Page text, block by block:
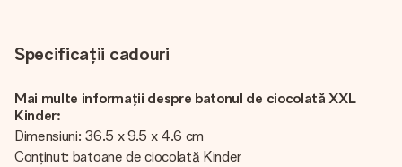
Specificații cadouri
Mai multe informații despre batonul de ciocolată XXL
Kinder:
Dimensiuni: 36.5 x 9.5 x 4.6 cm
Conținut: batoane de ciocolată Kinder